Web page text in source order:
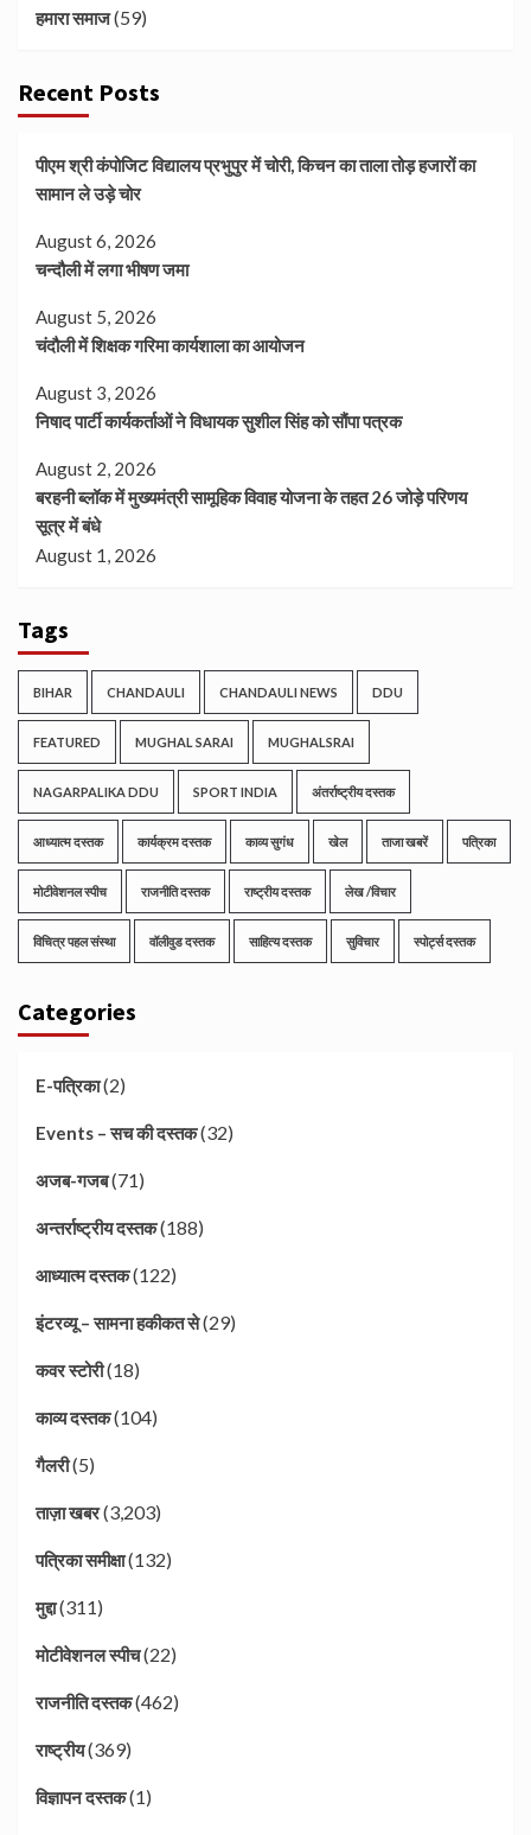
हमारा समाज(59)
Recent Posts
पीएम श्री कंपोजिट विद्यालय प्रभुपुर में चोरी, किचन का ताला तोड़ हजारों का
सामान ले उड़े चोर
August 6, 2026
चन्दौली में लगा भीषण जमा
August 5, 2026
चंदौली में शिक्षक गरिमा कार्यशाला का आयोजन
August 3, 2026
निषाद पार्टी कार्यकर्ताओं ने विधायक सुशील सिंह को सौंपा पत्रक
August 2, 2026
बरहनी ब्लॉक में मुख्यमंत्री सामूहिक विवाह योजना के तहत 26 जोड़े परिणय
सूत्र में बंधे
August 1, 2026
Tags
BIHAR CHANDAULI CHANDAULI NEWS DDU
FEATURED MUGHAL SARAI MUGHALSRAI
NAGARPALIKA DDU SPORT INDIA अंतर्राष्ट्रीय दस्तक
आध्यात्म दस्तक कार्यक्रम दस्तक काव्य सुगंध खेल ताजा खबरें पत्रिका
मोटीवेशनल स्पीच राजनीति दस्तक राष्ट्रीय दस्तक लेख /विचार
विचित्र पहल संस्था वॉलीवुड दस्तक साहित्य दस्तक सुविचार स्पोर्ट्स दस्तक
Categories
E-पत्रिका(2)
Events – सच की दस्तक(32)
अजब-गजब(71)
अन्तर्राष्ट्रीय दस्तक(188)
आध्यात्म दस्तक(122)
इंटरव्यू – सामना हकीकत से(29)
कवर स्टोरी(18)
काव्य दस्तक(104)
गैलरी(5)
ताज़ा खबर(3,203)
पत्रिका समीक्षा(132)
मुद्दा(311)
मोटीवेशनल स्पीच(22)
राजनीति दस्तक(462)
राष्ट्रीय(369)
विज्ञापन दस्तक(1)